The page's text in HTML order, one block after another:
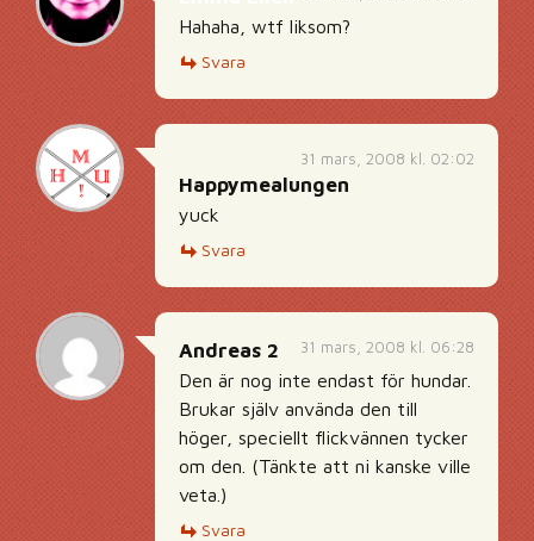
Hahaha, wtf liksom?
Svara
31 mars, 2008 kl. 02:02
Happymealungen
yuck
Svara
31 mars, 2008 kl. 06:28
Andreas 2
Den är nog inte endast för hundar.
Brukar själv använda den till
höger, speciellt flickvännen tycker
om den. (Tänkte att ni kanske ville
veta.)
Svara